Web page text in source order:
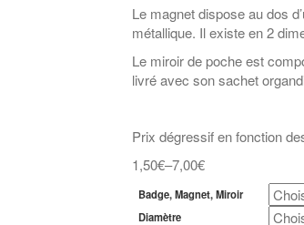
Le magnet dispose au dos
métallique. Il existe en 2
Le miroir de poche est
livré avec son sachet
Prix dégressif en fonction
1,50€–7,00€
Badge, Magnet, Miroir
Diamètre